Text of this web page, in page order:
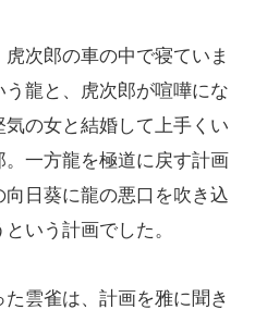
次郎の車の中で寝ていま
龍と、虎次郎が喧嘩にな
の女と結婚して上手くい
一方龍を極道に戻す計画
日葵に龍の悪口を吹き込
いう計画でした。
雲雀は、計画を雅に聞き